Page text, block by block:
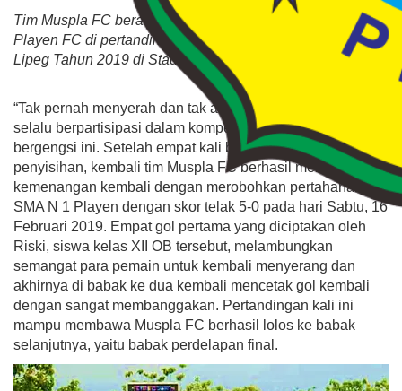
Tim Muspla FC beradu kekuatan dengan Tim SMAN 1
Playen FC di pertandingan keempat babak penyisihan
Lipeg Tahun 2019 di Stadion Gelora Handayani.
“Tak pernah menyerah dan tak akan putus asa”, Muspla FC
selalu berpartisipasi dalam kompetisi sepak bola
bergengsi ini. Setelah empat kali bermain di babak
penyisihan, kembali tim Muspla FC berhasil merebut
kemenangan kembali dengan merobohkan pertahanan tim
SMA N 1 Playen dengan skor telak 5-0 pada hari Sabtu, 16
Februari 2019. Empat gol pertama yang diciptakan oleh
Riski, siswa kelas XII OB tersebut, melambungkan
semangat para pemain untuk kembali menyerang dan
akhirnya di babak ke dua kembali mencetak gol kembali
dengan sangat membanggakan. Pertandingan kali ini
mampu membawa Muspla FC berhasil lolos ke babak
selanjutnya, yaitu babak perdelapan final.